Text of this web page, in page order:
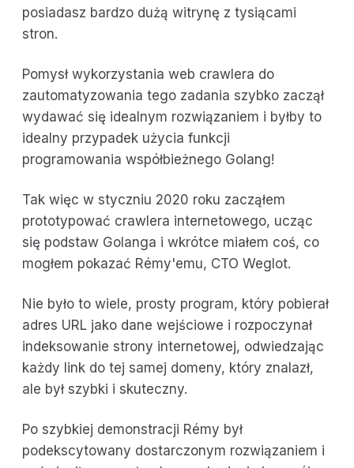
posiadasz bardzo dużą witrynę z tysiącami
stron.
Pomysł wykorzystania web crawlera do
zautomatyzowania tego zadania szybko zaczął
wydawać się idealnym rozwiązaniem i byłby to
idealny przypadek użycia funkcji
programowania współbieżnego Golang!
Tak więc w styczniu 2020 roku zacząłem
prototypować crawlera internetowego, ucząc
się podstaw Golanga i wkrótce miałem coś, co
mogłem pokazać Rémy'emu, CTO Weglot.
Nie było to wiele, prosty program, który pobierał
adres URL jako dane wejściowe i rozpoczynał
indeksowanie strony internetowej, odwiedzając
każdy link do tej samej domeny, który znalazł,
ale był szybki i skuteczny.
Po szybkiej demonstracji Rémy był
podekscytowany dostarczonym rozwiązaniem i